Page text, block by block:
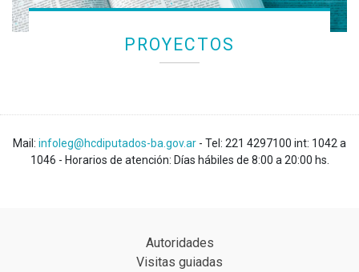
PROYECTOS
Mail: infoleg@hcdiputados-ba.gov.ar - Tel: 221 4297100 int: 1042 a
1046 - Horarios de atención: Días hábiles de 8:00 a 20:00 hs.
Autoridades
Visitas guiadas